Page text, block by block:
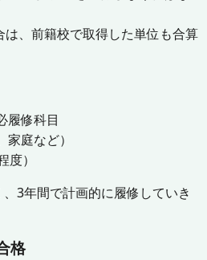
は、前籍校で取得した単位も合算
履修科目
庭など）
度）
3年間で計画的に履修していき
格